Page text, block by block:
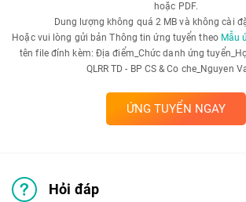
hoặc PDF.
Dung lượng không quá 2 MB và không cài
Hoặc vui lòng gửi bản Thông tin ứng tuyển theo Mẫu
tên file đính kèm: Địa điểm_Chức danh ứng
QLRR TD - BP CS & Co che_Nguyen
ỨNG TUYỂN NGAY
Hỏi đáp